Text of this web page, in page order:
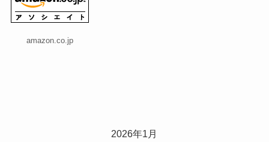
amazon.co.jp
2026年1月